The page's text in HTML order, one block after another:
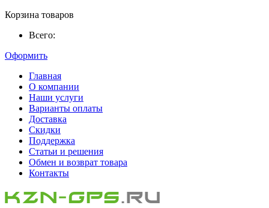
Корзина товаров
Всего:
Оформить
Главная
О компании
Наши услуги
Варианты оплаты
Доставка
Скидки
Поддержка
Статьи и решения
Обмен и возврат товара
Контакты